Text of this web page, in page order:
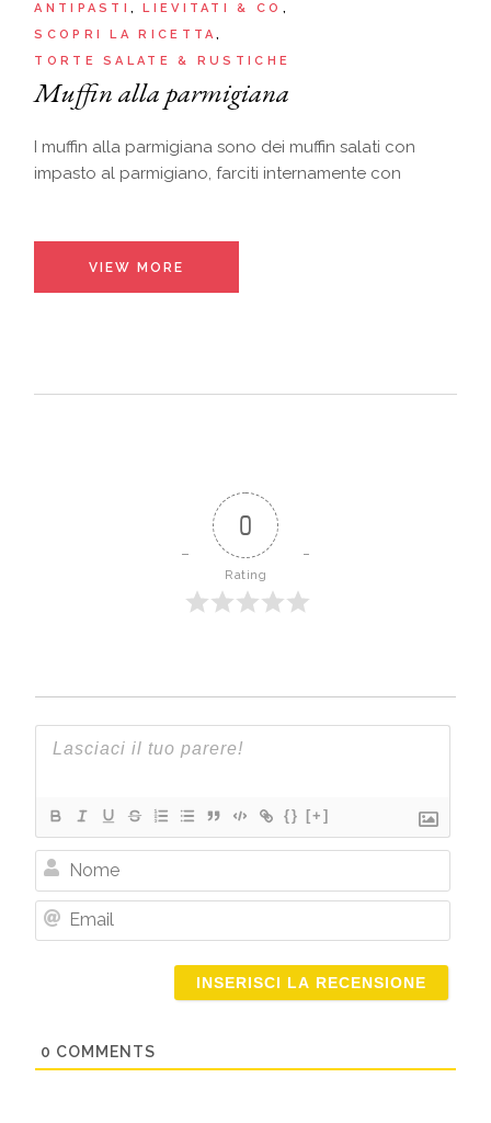
ANTIPASTI
LIEVITATI & CO
SCOPRI LA RICETTA
TORTE SALATE & RUSTICHE
Muffin alla parmigiana
I muffin alla parmigiana sono dei muffin salati con
impasto al parmigiano, farciti internamente con
VIEW MORE
0
Rating
{} [+]
Nome
0 COMMENTS